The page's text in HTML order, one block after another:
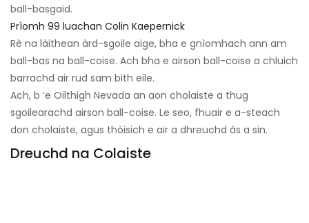
ball-basgaid.
Prìomh 99 luachan Colin Kaepernick
Rè na làithean àrd-sgoile aige, bha e gnìomhach ann am
ball-bas na ball-coise. Ach bha e airson ball-coise a chluich
barrachd air rud sam bith eile.
Ach, b ’e Oilthigh Nevada an aon cholaiste a thug
sgoilearachd airson ball-coise. Le seo, fhuair e a-steach
don cholaiste, agus thòisich e air a dhreuchd às a sin.
Dreuchd na Colaiste